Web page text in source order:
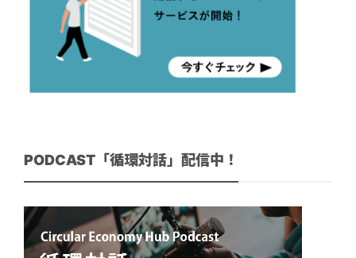
PODCAST「循環対話」配信中！